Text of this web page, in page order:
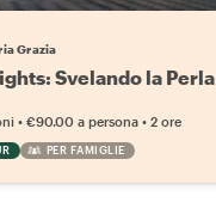
Grazia
Svelando la Perla
• €90.00 a persona • 2 ore
PER FAMIGLIE